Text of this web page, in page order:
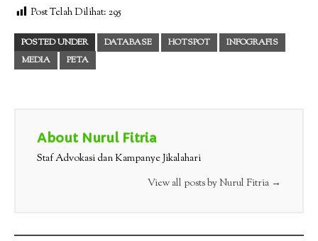
Post Telah Dilihat: 295
POSTED UNDER DATABASE HOTSPOT
INFOGRAFIS
MEDIA
PETA
About Nurul Fitria
Staf Advokasi dan Kampanye Jikalahari
View all posts by Nurul Fitria →